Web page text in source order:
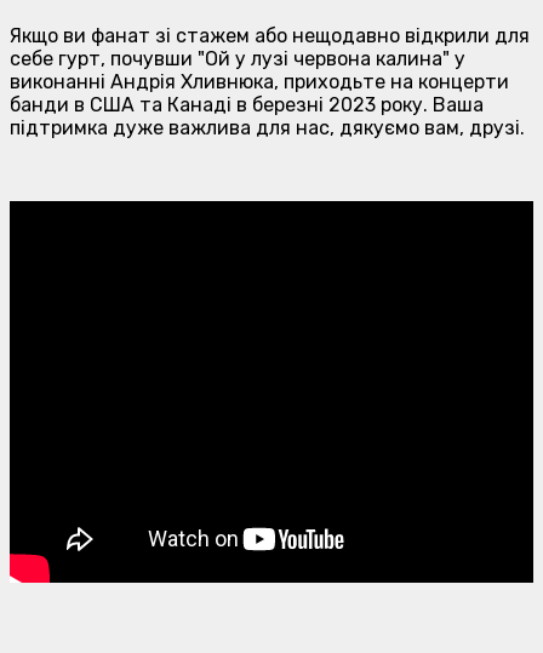
Якщо ви фанат зі стажем або нещодавно відкрили для
себе гурт, почувши "Ой у лузі червона калина" у
виконанні Андрія Хливнюка, приходьте на концерти
банди в США та Канаді в березні 2023 року. Ваша
підтримка дуже важлива для нас, дякуємо вам, друзі.